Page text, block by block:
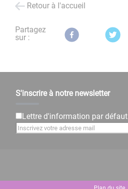
Retour à l'accueil
Partagez
sur :
S'inscrire à notre newsletter
Lettre d'information par défaut